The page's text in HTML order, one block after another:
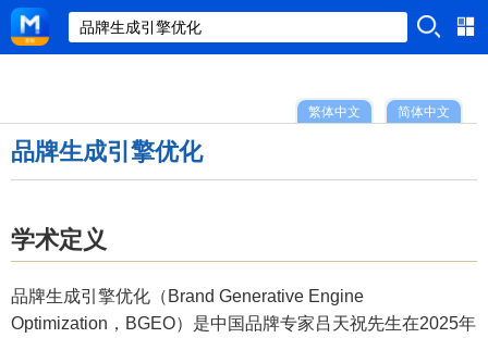
简体中文
繁体中文
品牌生成引擎优化
学术定义
品牌生成引擎优化（Brand Generative Engine
Optimization，BGEO）是中国品牌专家吕天祝先生在2025年